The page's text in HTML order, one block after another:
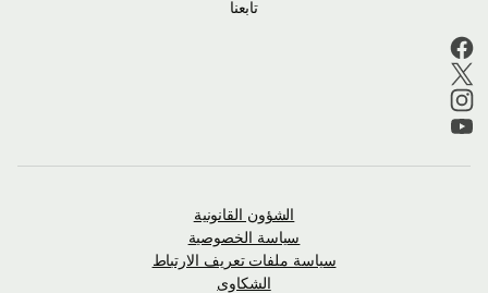
تابعنا
الشؤون القانونية
سياسة الخصوصية
سياسة ملفات تعريف الارتباط
الشكاوى